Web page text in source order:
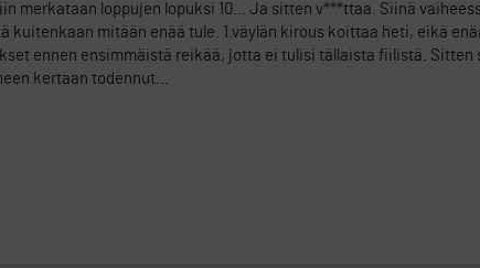
merkataan loppujen lopuksi 10… Ja sitten v***ttaa. Siinä
kuitenkaan mitään enää tule. 1.väylän kirous koittaa heti, eikä
ennen ensimmäistä reikää, jotta ei tulisi tällaista fiilistä. Sitten
kertaan todennut…